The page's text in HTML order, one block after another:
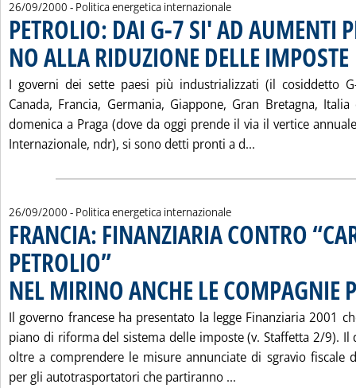
26/09/2000 - Politica energetica internazionale
PETROLIO: DAI G-7 SI' AD AUMENTI
NO ALLA RIDUZIONE DELLE IMPOSTE
I governi dei sette paesi più industrializzati (il cosiddetto
Canada, Francia, Germania, Giappone, Gran Bretagna,
domenica a Praga (dove da oggi prende il via il vertice
Internazionale, ndr), si sono detti pronti a d...
26/09/2000 - Politica energetica internazionale
FRANCIA: FINANZIARIA CONTRO
PETROLIO”
NEL MIRINO ANCHE LE COMPAGNIE
Il governo francese ha presentato la legge Finanziaria 2001
piano di riforma del sistema delle imposte (v. Staffetta 2/9). Il
oltre a comprendere le misure annunciate di sgravio fiscale
per gli autotrasportatori che partiranno ...